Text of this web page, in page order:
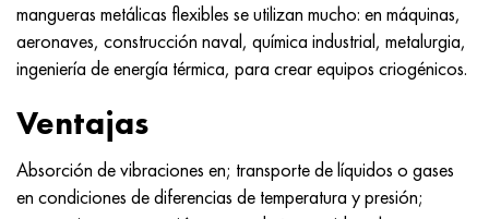
mangueras metálicas flexibles se utilizan mucho: en máquinas,
aeronaves, construcción naval, química industrial, metalurgia,
ingeniería de energía térmica, para crear equipos criogénicos.
Ventajas
Absorción de vibraciones en; transporte de líquidos o gases
en condiciones de diferencias de temperatura y presión;
Hastelloy b2
Hastelloy b3
hastelloy c4
hastelloy c22
38HN3MFA, 35nicrmov12-5
40G, 40Mn4, AISI 1035
38XM, 42CrMo4, AISI 1.7225
40ХН, 36NiCr6, AISI 3135